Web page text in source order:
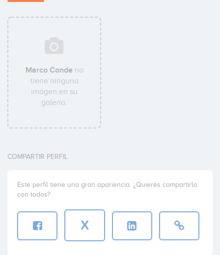
Marco Condeno
tiene ninguna
imágen en su
galería.
COMPARTIR PERFIL
Este perfil tiene una gran apariencia. ¿Quieres compartirlo
con todos?
X